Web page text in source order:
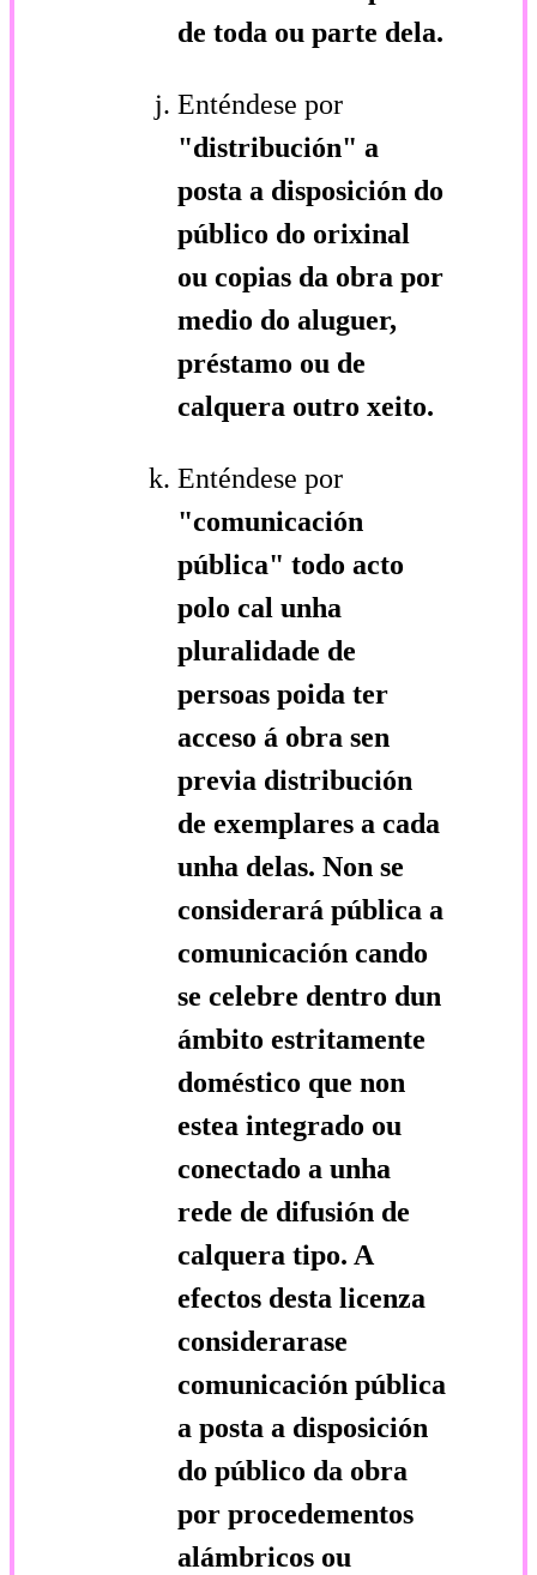
de toda ou parte dela.
Enténdese por
"distribución" a
posta a disposición do
público do orixinal
ou copias da obra por
medio do aluguer,
préstamo ou de
calquera outro xeito.
Enténdese por
"comunicación
pública" todo acto
polo cal unha
pluralidade de
persoas poida ter
acceso á obra sen
previa distribución
de exemplares a cada
unha delas. Non se
considerará pública a
comunicación cando
se celebre dentro dun
ámbito estritamente
doméstico que non
estea integrado ou
conectado a unha
rede de difusión de
calquera tipo. A
efectos desta licenza
considerarase
comunicación pública
a posta a disposición
do público da obra
por procedementos
alámbricos ou